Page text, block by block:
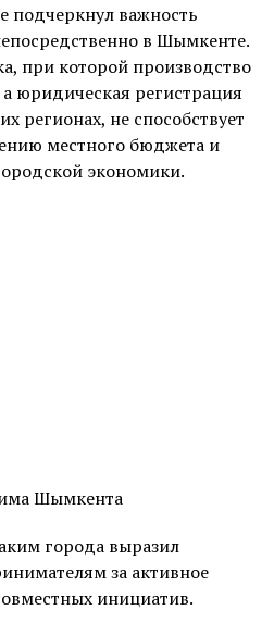
подчеркнул важность
в Шымкенте.
при которой производство
юридическая регистрация
регионах, не способствует
местного бюджета и
экономики.
Шымкента
города выразил
за активное
инициатив.